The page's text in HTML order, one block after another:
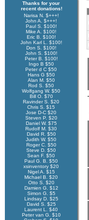
Thanks for your
recent donations!
Narisa N. $+++!
John A. $+++!
Paul S. $100!
Mike A. $100!
Eric B. $100!
John Karl L. $100!
Don S. $100!
John S. $100!
Peter B. $100!
Ingo B $50
Peter d C $50
Hans G $50
Alan M. $50
Rod S. $50
Wolfgang W. $50
Bill O. $70
Ravinder S. $20
Chris S. $15
Jose D-C $20
Steven P. $20
Daniel W. $75
Rudolf M. $30
David R. $50
Judith W. $50
Roger C. $50
Steve D. $50
Sean F. $50
Paul G. B. $50
xsinventory $20
Nigel A. $15
Michael B. $20
Otto S. $20
Damien G. $12
Simon G. $5
Lindsay D. $25
David S. $25
Laurent L. $40
Peter van G. $10